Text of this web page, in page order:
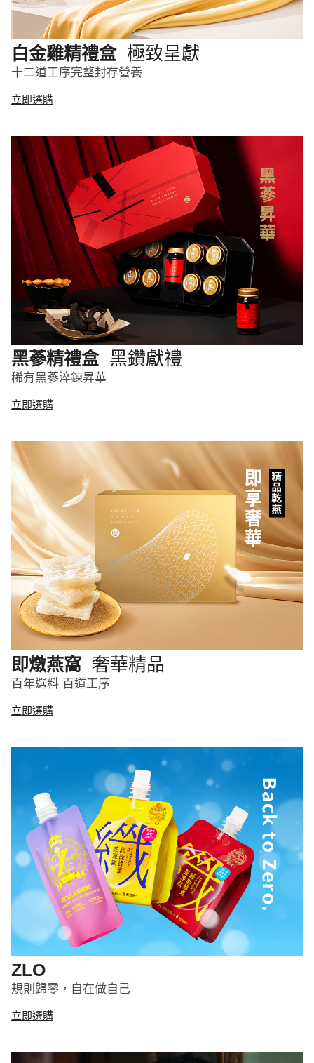
白金雞精禮盒 極致呈獻
十二道工序完整封存營養
立即選購
黑蔘精禮盒 黑鑽獻禮
稀有黑蔘淬鍊昇華
立即選購
即燉燕窩 奢華精品
百年選料 百道工序
立即選購
ZLO
規則歸零，自在做自己
立即選購